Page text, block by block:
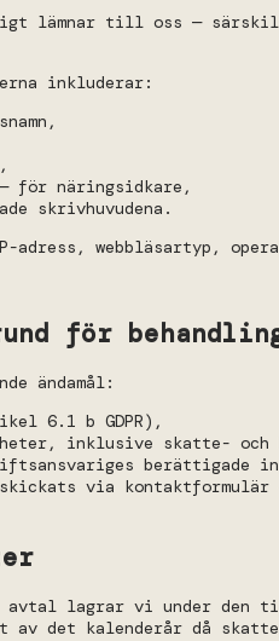
lämnar till oss —
inkluderar:
för näringsidkare,
skrivhuvudena.
adress, webbläsartyp,
för
ändamål:
6.1 b GDPR),
inklusive skatte- och
berättigade
skickats via
lagrar vi under den
det kalenderår då